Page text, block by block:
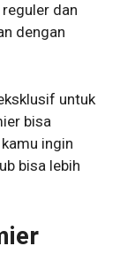
dan
dengan
untuk
bisa
ingin
bisa lebih